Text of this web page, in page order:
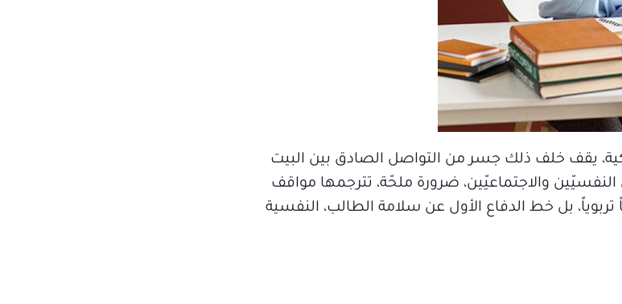
يقف خلف ذلك جسر من التواصل الصادق بين البيت
النفسيّين والاجتماعيّين، ضرورة ملحّة، تترجمها مواقف
بل خط الدفاع الأول عن سلامة الطالب، النفسية